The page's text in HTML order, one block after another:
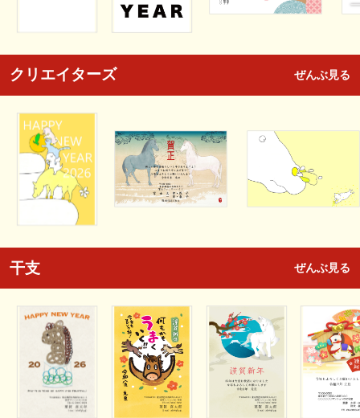
クリエイターズ ぜんぶ見る
干支 ぜんぶ見る